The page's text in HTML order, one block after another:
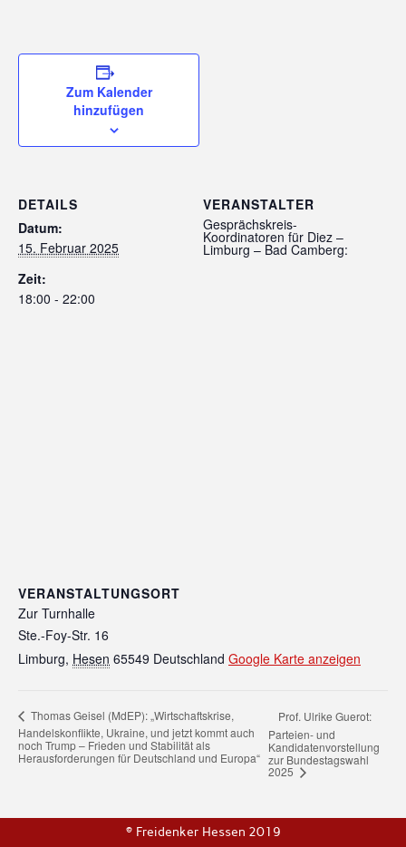
Zum Kalender
hinzufügen
DETAILS
Datum:
15. Februar 2025
Zeit:
18:00 - 22:00
VERANSTALTER
Gesprächskreis-
Koordinatoren für Diez –
Limburg – Bad Camberg:
VERANSTALTUNGSORT
Zur Turnhalle
Ste.-Foy-Str. 16
Limburg, Hesen 65549 Deutschland Google Karte anzeigen
Thomas Geisel (MdEP): „Wirtschaftskrise,
Handelskonflikte, Ukraine, und jetzt kommt auch
noch Trump – Frieden und Stabilität als
Herausforderungen für Deutschland und Europa“
Prof. Ulrike Guerot:
Parteien- und
Kandidatenvorstellung
zur Bundestagswahl
2025
© Freidenker Hessen 2019